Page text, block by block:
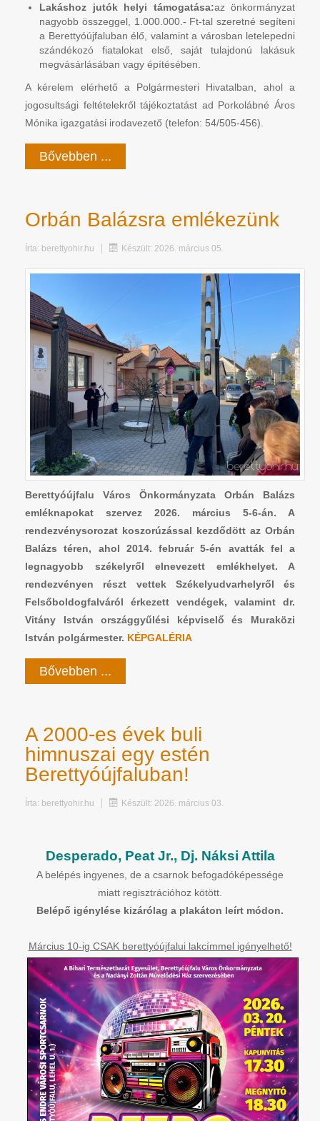
Lakáshoz jutók helyi támogatása:az önkormányzat
nagyobb összeggel, 1.000.000.- Ft-tal szeretné segíteni
a Berettyóújfaluban élő, valamint a városban letelepedni
szándékozó fiatalokat első, saját tulajdonú lakásuk
megvásárlásában vagy építésében.
A kérelem elérhető a Polgármesteri Hivatalban, ahol a
jogosultsági feltételekről tájékoztatást ad Porkolábné Áros
Mónika igazgatási irodavezető (telefon: 54/505-456).
Bővebben ...
Orbán Balázsra emlékezünk
Írta: berettyohir.hu Készült: 2026. március 05.
Berettyóújfalu Város Önkormányzata Orbán Balázs
emléknapokat szervez 2026. március 5-6-án. A
rendezvénysorozat koszorúzással kezdődött az Orbán
Balázs téren, ahol 2014. február 5-én avatták fel a
legnagyobb székelyről elnevezett emlékhelyet. A
rendezvényen részt vettek Székelyudvarhelyről és
Felsőboldogfalváról érkezett vendégek, valamint dr.
Vitány István országgyűlési képviselő és Muraközi
István polgármester. KÉPGALÉRIA
Bővebben ...
A 2000-es évek buli
himnuszai egy estén
Berettyóújfaluban!
Írta: berettyohir.hu Készült: 2026. március 03.
Desperado, Peat Jr., Dj. Náksi Attila
A belépés ingyenes, de a csarnok befogadóképessége
miatt regisztrációhoz kötött.
Belépő igénylése kizárólag a plakáton leírt módon.
Március 10-ig CSAK berettyóújfalui lakcímmel igényelhető!